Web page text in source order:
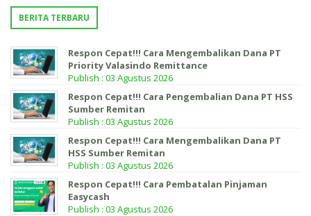
BERITA TERBARU
Respon Cepat!!! Cara Mengembalikan Dana PT
Priority Valasindo Remittance
Publish : 03 Agustus 2026
Respon Cepat!!! Cara Pengembalian Dana PT HSS
Sumber Remitan
Publish : 03 Agustus 2026
Respon Cepat!!! Cara Mengembalikan Dana PT
HSS Sumber Remitan
Publish : 03 Agustus 2026
Respon Cepat!!! Cara Pembatalan Pinjaman
Easycash
Publish : 03 Agustus 2026